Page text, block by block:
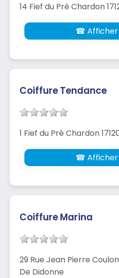
14 Fief du Pré Chardon
☎ Afficher
Coiffure Tendance
1 Fief du Pré Chardon
☎ Afficher
Coiffure Marina
29 Rue Jean Pierre
De Didonne